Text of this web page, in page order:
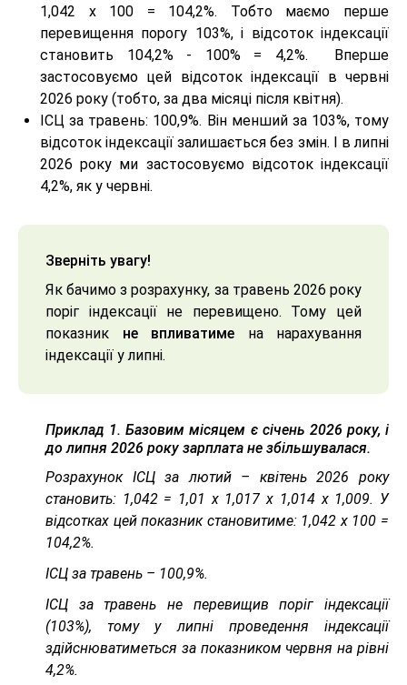
1,042 х 100 = 104,2%. Тобто маємо перше
перевищення порогу 103%, і відсоток індексації
становить 104,2% - 100% = 4,2%. Вперше
застосовуємо цей відсоток індексації в червні
2026 року (тобто, за два місяці після квітня).
ІСЦ за травень: 100,9%. Він менший за 103%, тому
відсоток індексації залишається без змін. І в липні
2026 року ми застосовуємо відсоток індексації
4,2%, як у червні.
Зверніть увагу!
Як бачимо з розрахунку, за травень 2026 року
поріг індексації не перевищено. Тому цей
показник не впливатиме на нарахування
індексації у липні.
Приклад 1. Базовим місяцем є січень 2026 року, і
до липня 2026 року зарплата не збільшувалася.
Розрахунок ІСЦ за лютий – квітень 2026 року
становить: 1,042 = 1,01 х 1,017 х 1,014 х 1,009. У
відсотках цей показник становитиме: 1,042 х 100 =
104,2%.
ІСЦ за травень – 100,9%.
ІСЦ за травень не перевищив поріг індексації
(103%), тому у липні проведення індексації
здійснюватиметься за показником червня на рівні
4,2%.